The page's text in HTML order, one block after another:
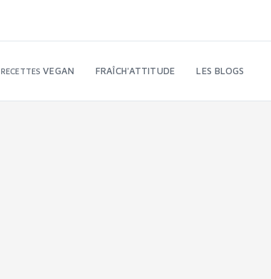
RECETTESVEGAN FRAÎCH'ATTITUDE LES BLOGS